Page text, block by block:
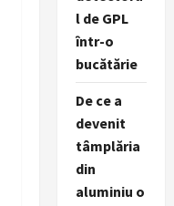
l de GPL
într-o
bucătărie
De ce a
devenit
tâmplăria
din
aluminiu o